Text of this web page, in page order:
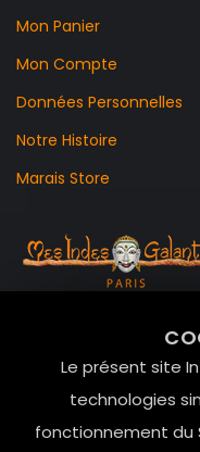
Le présent site
technologies
fonctionnement du
Mon Panier
Mon Compte
Données Personnelles
Notre Histoire
Marais Store
Le Marais, 75004
01.42.72.42.51